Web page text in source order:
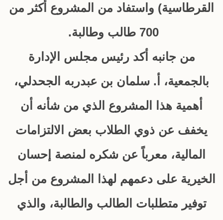
القرطاسية) واستفاد من المشروع أكثر من
700 طالب وطالبة.
من جانبه أكد رئيس مجلس الإدارة
بالجمعية، أ. سلمان بن عبدربه الجحدلي،
أهمية هذا المشروع الذي من شأنه أن
يخفف عن ذوي الطلاب بعض الالتزامات
المالية، معرباً عن شكره لمنصة إحسان
الخيرية على دعمهم لهذا المشروع من أجل
توفير متطلبات الطالب والطالبة، والذي